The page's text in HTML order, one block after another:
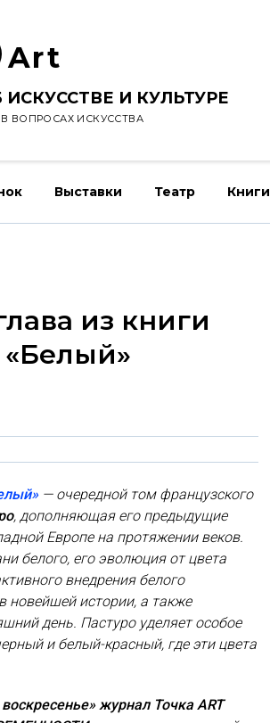
Art
И КУЛЬТУРЕ
ВОПРОСАХ ИСКУССТВА
Выставки Театр Книги
из книги
— очередной том французского
, дополняющая его предыдущие
Европе на протяжении веков.
белого, его эволюция от цвета
внедрения белого
новейшей истории, а также
день. Пастуро уделяет особое
и белый-красный, где эти цвета
журнал Точка ART